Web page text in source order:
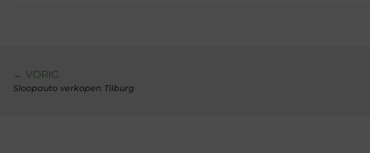
← VORIG
Sloopauto verkopen Tilburg